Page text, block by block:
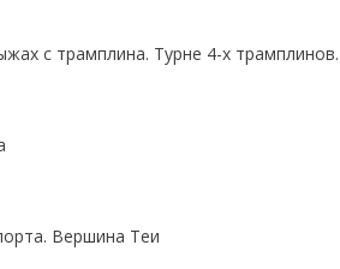
с трамплина. Турне 4-х
Вершина Теи